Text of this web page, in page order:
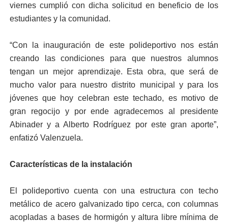
viernes cumplió con dicha solicitud en beneficio de los
estudiantes y la comunidad.
“Con la inauguración de este polideportivo nos están
creando las condiciones para que nuestros alumnos
tengan un mejor aprendizaje. Esta obra, que será de
mucho valor para nuestro distrito municipal y para los
jóvenes que hoy celebran este techado, es motivo de
gran regocijo y por ende agradecemos al presidente
Abinader y a Alberto Rodríguez por este gran aporte”,
enfatizó Valenzuela.
Características de la instalación
El polideportivo cuenta con una estructura con techo
metálico de acero galvanizado tipo cerca, con columnas
acopladas a bases de hormigón y altura libre mínima de